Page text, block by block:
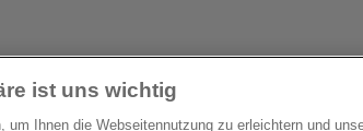
ist uns wichtig
um Ihnen die Webseitennutzung zu erleichtern und